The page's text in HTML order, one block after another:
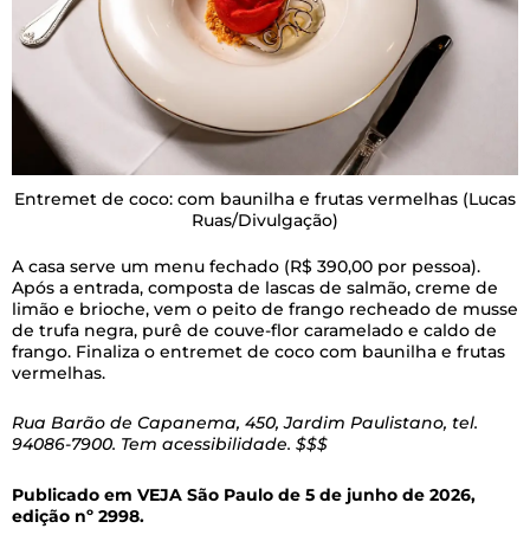
Entremet de coco: com baunilha e frutas vermelhas (Lucas
Ruas/Divulgação)
A casa serve um menu fechado (R$ 390,00 por pessoa).
Após a entrada, composta de lascas de salmão, creme de
limão e brioche, vem o peito de frango recheado de musse
de trufa negra, purê de couve-flor caramelado e caldo de
frango. Finaliza o entremet de coco com baunilha e frutas
vermelhas.
Rua Barão de Capanema, 450, Jardim Paulistano, tel.
94086-7900. Tem acessibilidade. $$$
Publicado em VEJA São Paulo de 5 de junho de 2026,
edição nº 2998.